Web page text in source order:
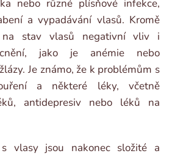
nebo různé plísňové infekce,
a vypadávání vlasů. Kromě
stav vlasů negativní vliv i
jako je anémie nebo
Je známo, že k problémům s
a některé léky, včetně
antidepresiv nebo léků na
vlasy jsou nakonec složité a